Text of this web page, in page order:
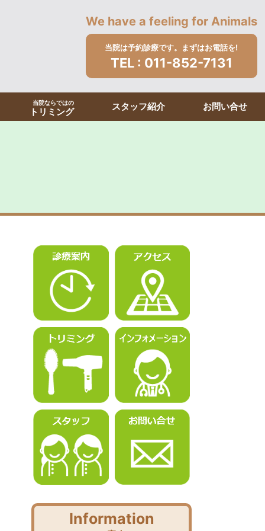
We have a feeling for Animals
当院は予約診療です。まずはお電話を!
TEL : 011-852-7131
当院ならではの
トリミング スタッフ紹介 お問い合せ
Information